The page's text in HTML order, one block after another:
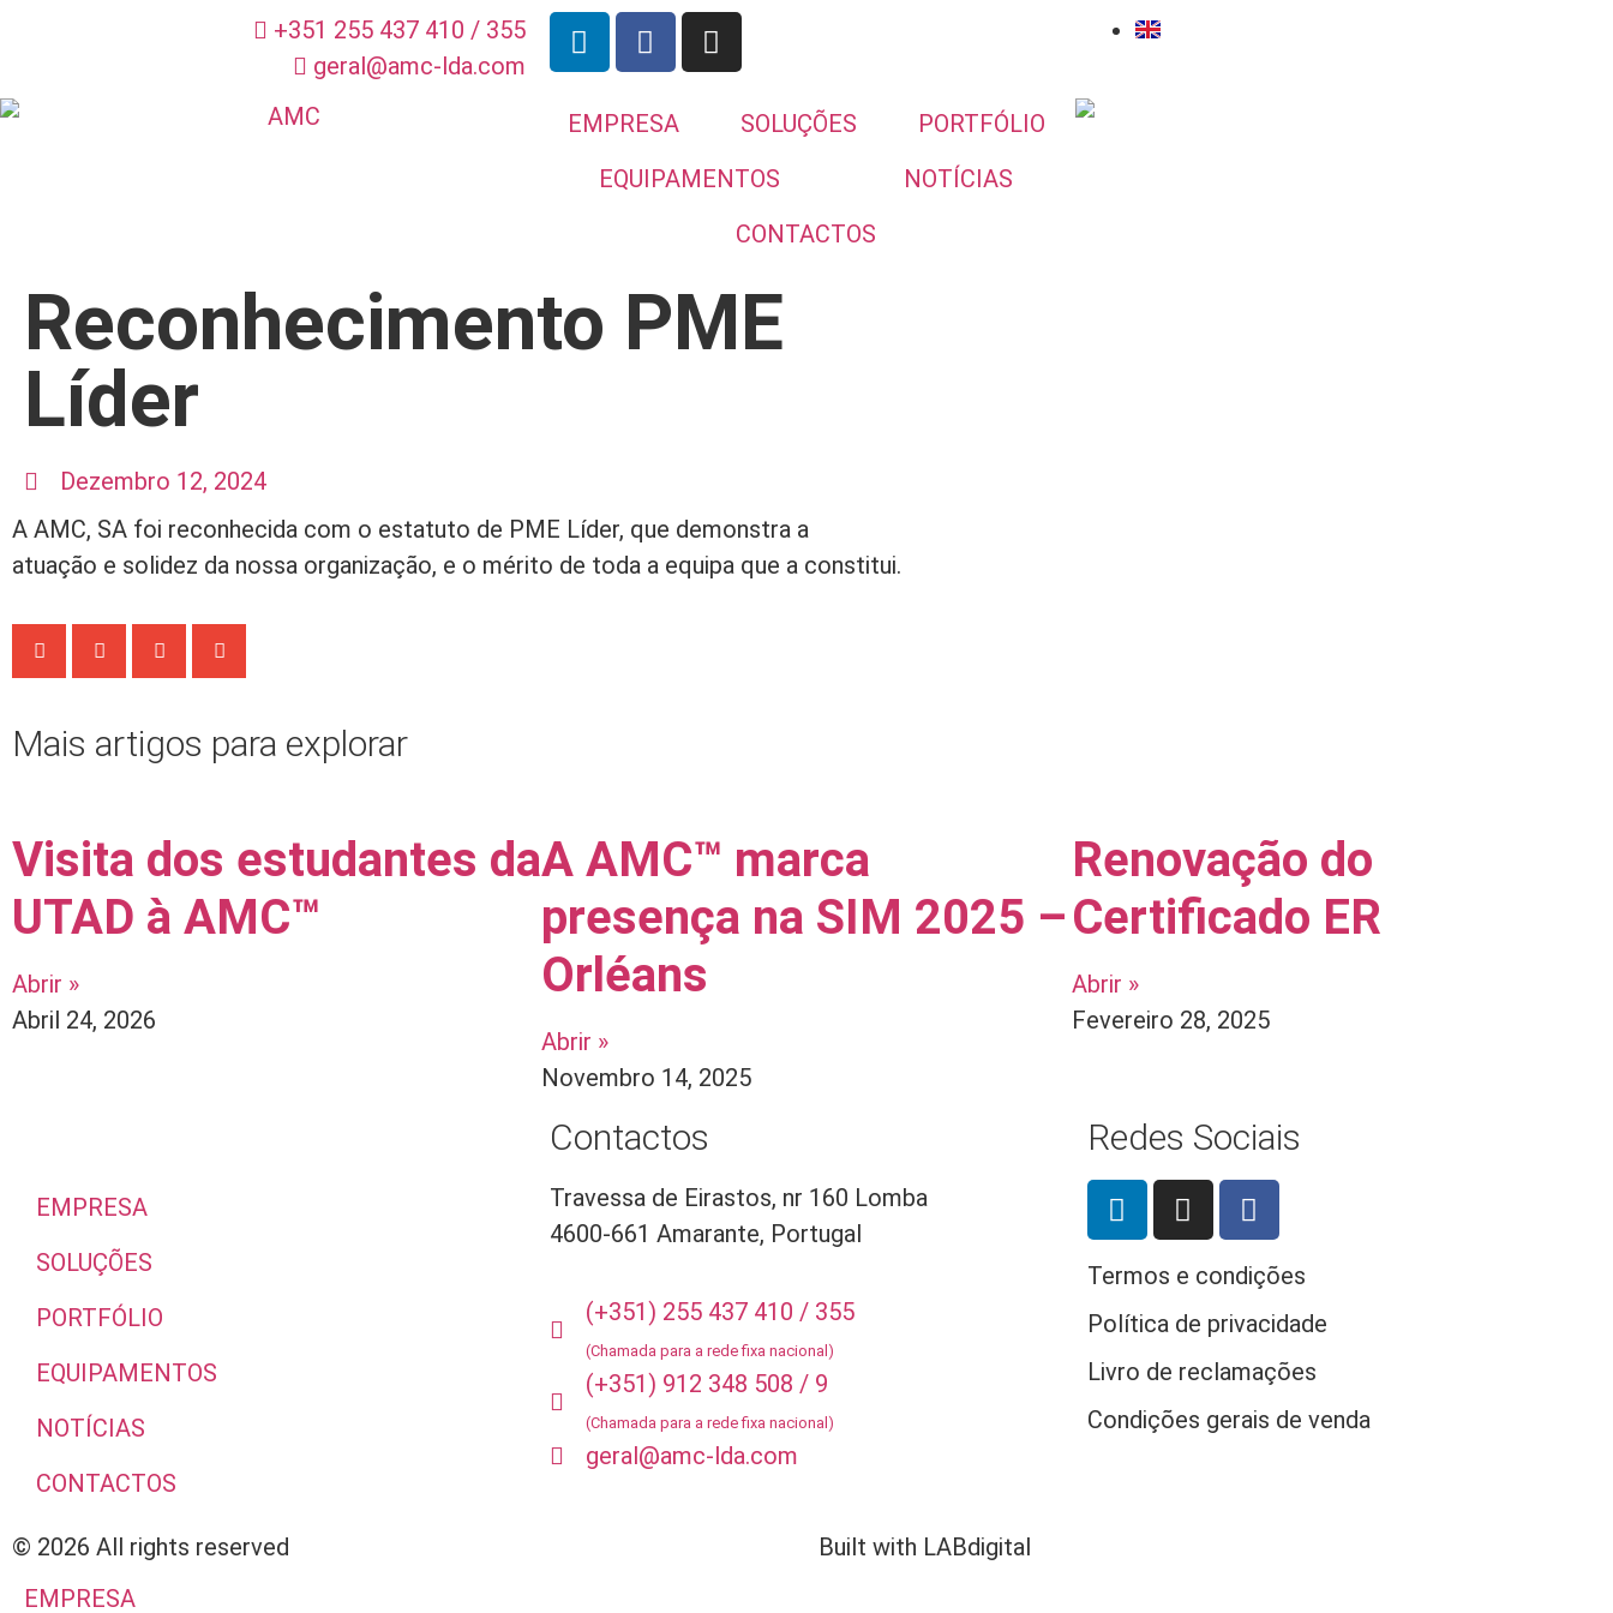
+351 255 437 410 / 355
geral@amc-lda.com
EMPRESA
SOLUÇÕES
PORTFÓLIO
EQUIPAMENTOS
NOTÍCIAS
CONTACTOS
Reconhecimento PME
Líder
Dezembro 12, 2024
A AMC, SA foi reconhecida com o estatuto de PME Líder, que demonstra a
atuação e solidez da nossa organização, e o mérito de toda a equipa que a constitui.
Mais artigos para explorar
Visita dos estudantes da
UTAD à AMC™
Abrir »
Abril 24, 2026
A AMC™ marca
presença na SIM 2025 –
Orléans
Abrir »
Novembro 14, 2025
Renovação do
Certificado ER
Abrir »
Fevereiro 28, 2025
EMPRESA
SOLUÇÕES
PORTFÓLIO
EQUIPAMENTOS
NOTÍCIAS
CONTACTOS
Contactos
Travessa de Eirastos, nr 160 Lomba
4600-661 Amarante, Portugal
(+351) 255 437 410 / 355
(Chamada para a rede fixa nacional)
(+351) 912 348 508 / 9
(Chamada para a rede fixa nacional)
geral@amc-lda.com
Redes Sociais
Termos e condições
Política de privacidade
Livro de reclamações
Condições gerais de venda
© 2026 All rights reserved​
Built with LABdigital
EMPRESA